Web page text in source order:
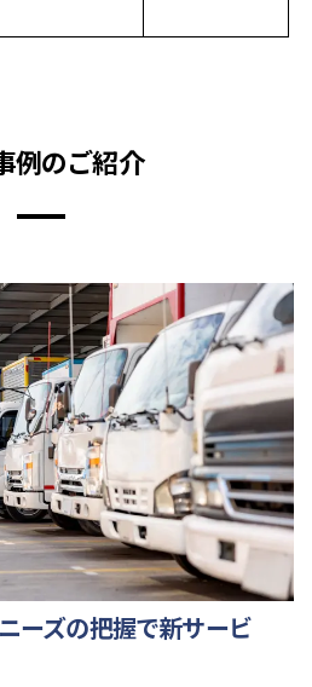
例のご紹介
ーズの把握で新サービ